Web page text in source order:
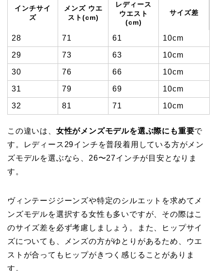
インチサイ
ズ
メンズ ウエ
スト(cm)
レディース
ウエスト
(cm)
サイズ差
28 71 61 10cm
29 73 63 10cm
30 76 66 10cm
31 79 69 10cm
32 81 71 10cm
この違いは、 女性がメンズモデルを選ぶ際にも重要で
す。レディース29インチを普段着用している方がメン
ズモデルを選ぶなら、26〜27インチが目安となりま
す。
ヴィンテージジーンズや特定のシルエットを求めてメ
ンズモデルを選択する女性も多いですが、その際はこ
のサイズ差を必ず考慮しましょう。また、ヒップサイ
ズについても、メンズの方がゆとりがあるため、ウエ
ストが合ってもヒップがきつく感じることがありま
す。